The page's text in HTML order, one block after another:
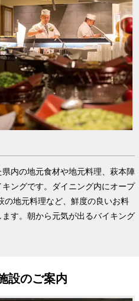
県内の地元食材や地元料理、萩本陣
ングです。ダイニング内にオープ
の地元料理など、鮮度の良いお料
す。朝から元気が出るバイキング
設のご案内